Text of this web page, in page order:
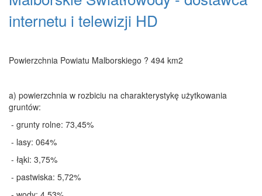
internetu i telewizji HD
Powierzchnia Powiatu Malborskiego ? 494 km2
a) powierzchnia w rozbiciu na charakterystykę użytkowania
gruntów:
- grunty rolne: 73,45%
- lasy: 064%
- łąki: 3,75%
- pastwiska: 5,72%